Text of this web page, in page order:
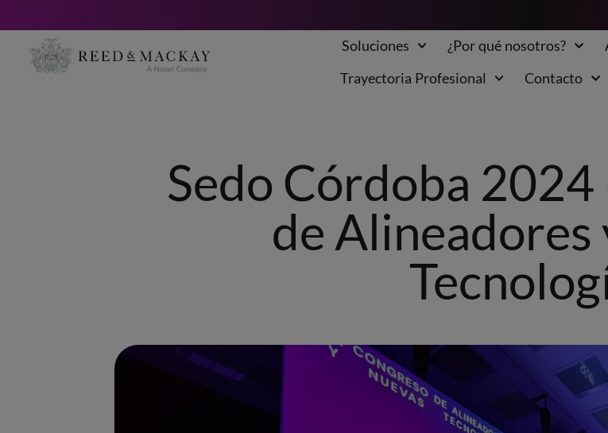
Saltar
Soluciones ¿Por qué nosotros?
Trayectoria Profesional
Contacto
Sedo Córdoba
de Alineadores